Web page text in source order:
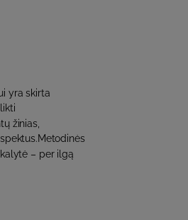
yra skirta
žinias,
– per ilgą